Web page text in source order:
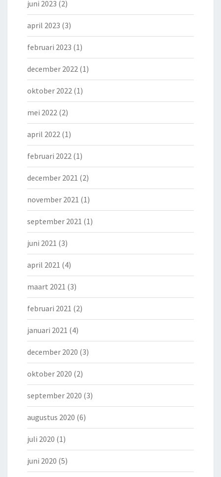
juni 2023 (2)
april 2023 (3)
februari 2023 (1)
december 2022 (1)
oktober 2022 (1)
mei 2022 (2)
april 2022 (1)
februari 2022 (1)
december 2021 (2)
november 2021 (1)
september 2021 (1)
juni 2021 (3)
april 2021 (4)
maart 2021 (3)
februari 2021 (2)
januari 2021 (4)
december 2020 (3)
oktober 2020 (2)
september 2020 (3)
augustus 2020 (6)
juli 2020 (1)
juni 2020 (5)